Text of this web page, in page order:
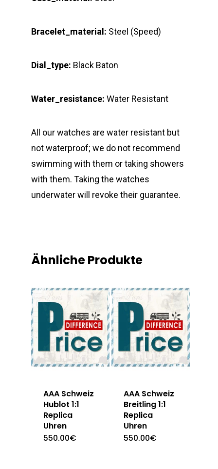
Bracelet_material: Steel (Speed)
Dial_type: Black Baton
Water_resistance: Water Resistant
All our watches are water resistant but
not waterproof; we do not recommend
swimming with them or taking showers
with them. Taking the watches
underwater will revoke their guarantee.
Ähnliche Produkte
AAA Schweiz
Hublot 1:1
Replica
Uhren
550.00€
AAA Schweiz
Breitling 1:1
Replica
Uhren
550.00€